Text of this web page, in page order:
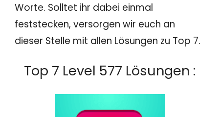
Worte. Solltet ihr dabei einmal
feststecken, versorgen wir euch an
dieser Stelle mit allen Lösungen zu Top 7.
Top 7 Level 577 Lösungen :